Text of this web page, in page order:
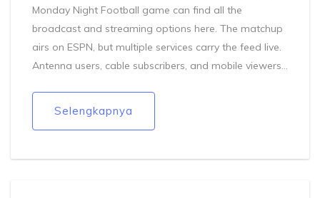
Monday Night Football game can find all the
broadcast and streaming options here. The matchup
airs on ESPN, but multiple services carry the feed live.
Antenna users, cable subscribers, and mobile viewers
Selengkapnya